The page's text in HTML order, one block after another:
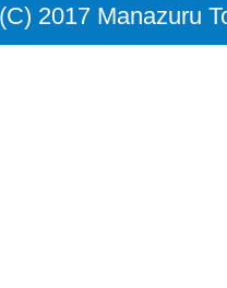
(C) 2017 Manazuru